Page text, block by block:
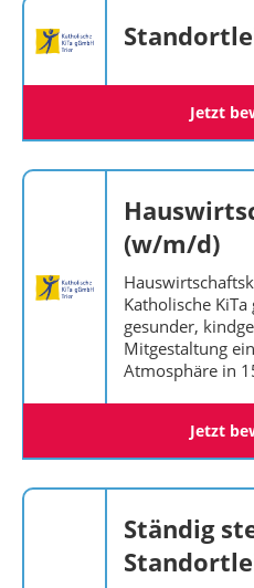
Jetzt
(w/m/d)
Katholische
gesunder,
Mitgestaltung
Atmosphäre in
Jetzt
Ständig